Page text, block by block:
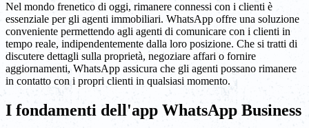
Nel mondo frenetico di oggi, rimanere connessi con i clienti è
essenziale per gli agenti immobiliari. WhatsApp offre una soluzione
conveniente permettendo agli agenti di comunicare con i clienti in
tempo reale, indipendentemente dalla loro posizione. Che si tratti di
discutere dettagli sulla proprietà, negoziare affari o fornire
aggiornamenti, WhatsApp assicura che gli agenti possano rimanere
in contatto con i propri clienti in qualsiasi momento.
I fondamenti dell'app WhatsApp Business